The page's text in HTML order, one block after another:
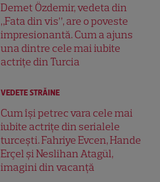
Demet Özdemir, vedeta din
„Fata din vis”, are o poveste
impresionantă. Cum a ajuns
una dintre cele mai iubite
actrițe din Turcia
VEDETE STRĂINE
Cum își petrec vara cele mai
iubite actrițe din serialele
turcești. Fahriye Evcen, Hande
Erçel și Neslihan Atagül,
imagini din vacanță